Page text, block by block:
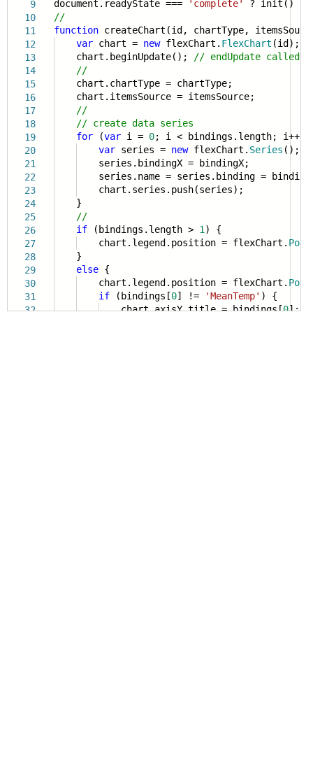
9
10
11
12
13
14
15
16
17
18
19
20
21
22
23
24
25
26
27
28
29
30
31
32
document.readyState ===
'complete'
? init() :
//
function createChart(id, chartType,
var chart = newflexChart. FlexChart (id);
chart.beginUpdate();
// endUpdate
//
chart.chartType = chartType;
chart.itemsSource = itemsSource;
//
// create data series
for (var i = 0; i < bindings.length; i++)
var series = newflexChart. Series ();
series.bindingX = bindingX;
series.name = series.binding =
chart.series.push(series);
}
//
if (bindings.length > 1 ) {
chart.legend.position = flexChart.
}
else {
chart.legend.position = flexChart.
if (bindings[0] != 'MeanTemp' ) {
chart.axisY.title = bindings[0];